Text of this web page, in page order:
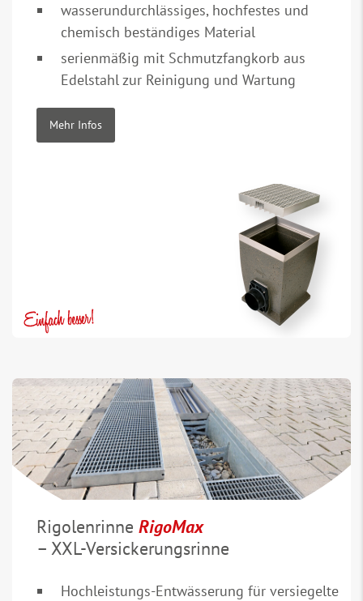
wasserundurchlässiges, hochfestes und
chemisch beständiges Material
serienmäßig mit Schmutzfangkorb aus
Edelstahl zur Reinigung und Wartung
Mehr Infos
Rigolenrinne RigoMax
– XXL-Versickerungsrinne
Hochleistungs-Entwässerung für versiegelte